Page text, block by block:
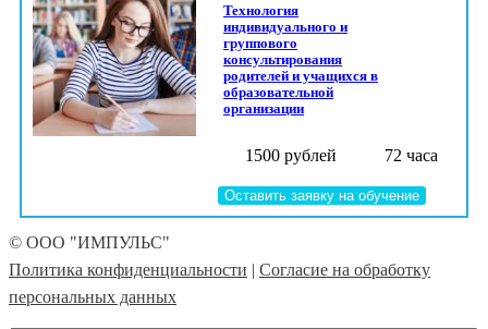
Технология
индивидуального и
группового
консультирования
родителей и учащихся в
образовательной
организации
1500 рублей 72 часа
Оставить заявку на обучение
© ООО "ИМПУЛЬС"
Политика конфиденциальности | Согласие на обработку
персональных данных